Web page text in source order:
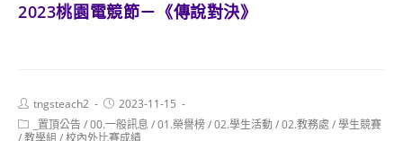
2023桃園電競節－《傳說對決》
Post
author:
tngsteach2
Post
published:
2023-11-15
Post
category:
_置頂公告/00.一般訊息 /01.榮譽榜/02.學生活動/02.教務處 /學生競賽
/教學組 /校內外比賽成績